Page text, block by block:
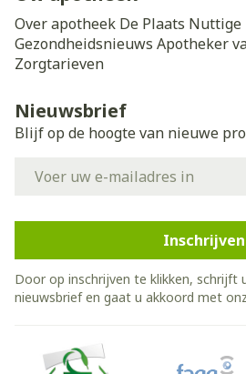
Over apotheek De Plaats Nuttige
Gezondheidsnieuws Apotheker
Zorgtarieven
Nieuwsbrief
Blijf op de hoogte van nieuwe
Inschrijven
Door op inschrijven te klikken, schrijft
nieuwsbrief en gaat u akkoord met